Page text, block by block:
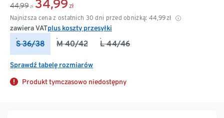
44,99 zł 34,99 zł
Najniższa cena z ostatnich 30 dni przed obniżką: 44,99 zł
zawiera VATplus koszty przesyłki
S 36/38 M 40/42 L 44/46
Sprawdź tabelę rozmiarów
Produkt tymczasowo niedostępny